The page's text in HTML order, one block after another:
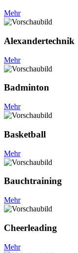
Mehr
Alexander­technik
Mehr
Badminton
Mehr
Basketball
Mehr
Bauchtraining
Mehr
Cheerleading
Mehr